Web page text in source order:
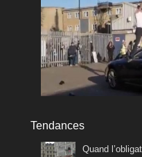
Tendances
Quand